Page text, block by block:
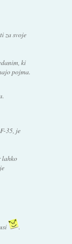
za svoje
ki
pojma.
35, je
lahko
.